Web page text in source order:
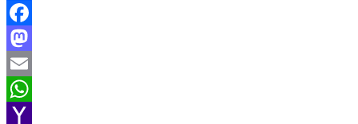
Facebook
Mastodon
Email
WhatsApp